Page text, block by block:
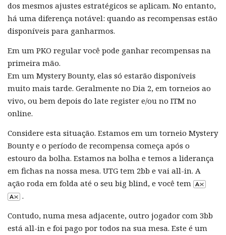
dos mesmos ajustes estratégicos se aplicam. No entanto,
há uma diferença notável: quando as recompensas estão
disponíveis para ganharmos.
Em um PKO regular você pode ganhar recompensas na
primeira mão.
Em um Mystery Bounty, elas só estarão disponíveis
muito mais tarde. Geralmente no Dia 2, em torneios ao
vivo, ou bem depois do late register e/ou no ITM no
online.
Considere esta situação. Estamos em um torneio Mystery
Bounty e o período de recompensa começa após o
estouro da bolha. Estamos na bolha e temos a liderança
em fichas na nossa mesa. UTG tem 2bb e vai all-in. A
ação roda em folda até o seu big blind, e você tem
.
Contudo, numa mesa adjacente, outro jogador com 3bb
está all-in e foi pago por todos na sua mesa. Este é um